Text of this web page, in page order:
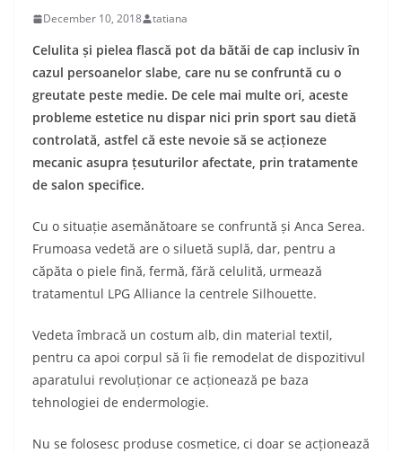
December 10, 2018 tatiana
Celulita și pielea flască pot da bătăi de cap inclusiv în
cazul persoanelor slabe, care nu se confruntă cu o
greutate peste medie. De cele mai multe ori, aceste
probleme estetice nu dispar nici prin sport sau dietă
controlată, astfel că este nevoie să se acționeze
mecanic asupra țesuturilor afectate, prin tratamente
de salon specifice.
Cu o situație asemănătoare se confruntă și Anca Serea.
Frumoasa vedetă are o siluetă suplă, dar, pentru a
căpăta o piele fină, fermă, fără celulită, urmează
tratamentul LPG Alliance la centrele Silhouette.
Vedeta îmbracă un costum alb, din material textil,
pentru ca apoi corpul să îi fie remodelat de dispozitivul
aparatului revoluționar ce acționează pe baza
tehnologiei de endermologie.
Nu se folosesc produse cosmetice, ci doar se acționează